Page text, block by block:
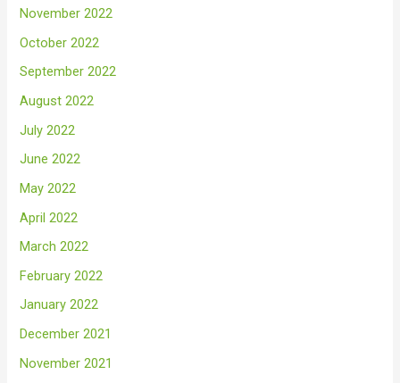
November 2022
October 2022
September 2022
August 2022
July 2022
June 2022
May 2022
April 2022
March 2022
February 2022
January 2022
December 2021
November 2021